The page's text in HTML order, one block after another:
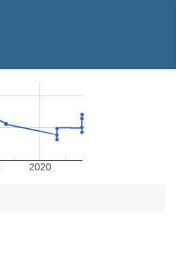
2020